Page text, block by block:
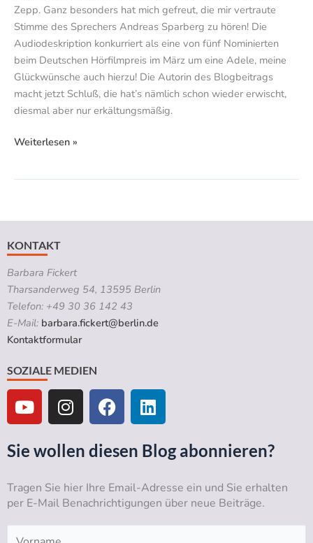
Zepp. Ganz besonders hat mich gefreut, die mir vertraute
Stimme des Sprechers Andreas Sparberg zu hören! Die
Audiodeskription konkurriert als eine von fünf Nominierten
beim Deutschen Hörfilmpreis im März um eine Adele, meine
Glückwünsche auch hierzu! Die Autorin des Blogbeitrags
macht jetzt Schluß, die hat’s nämlich schon wieder erwischt,
diesmal aber nur erkältungsmäßig.
Weiterlesen »
KONTAKT
Barbara Fickert
Tharsanderweg 54, 13595 Berlin
Telefon: +49 30 36 142 43
E-Mail: barbara.fickert@berlin.de
Kontaktformular
SOZIALE MEDIEN
Y
o
u
t
u
e
I
n
s
t
a
g
r
a
m
F
a
c
e
b
o
o
k
L
i
n
k
e
d
i
n
Sie wollen diesen Blog abonnieren?
Tragen Sie hier Ihre Email-Adresse ein und Sie erhalten
per E-Mail Benachrichtigungen über neue Beiträge.